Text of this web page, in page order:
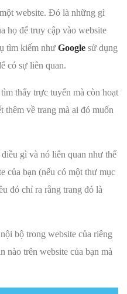
website. Đó là những gì
họ để truy cập vào website
tìm kiếm như Google sử dụng
có sự liên quan.
thấy trực tuyến mà còn hoạt
thêm về trang mà ai đó muốn
gì và nó liên quan như thế
của bạn (nếu có một thư mục
đó chỉ ra rằng trang đó là
bộ trong website của riêng
nào trên website của bạn mà